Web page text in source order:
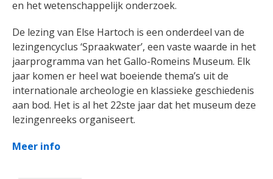
en het wetenschappelijk onderzoek.
De lezing van Else Hartoch is een onderdeel van de
lezingencyclus ‘Spraakwater’, een vaste waarde in het
jaarprogramma van het Gallo-Romeins Museum. Elk
jaar komen er heel wat boeiende thema’s uit de
internationale archeologie en klassieke geschiedenis
aan bod. Het is al het 22ste jaar dat het museum deze
lezingenreeks organiseert.
Meer info